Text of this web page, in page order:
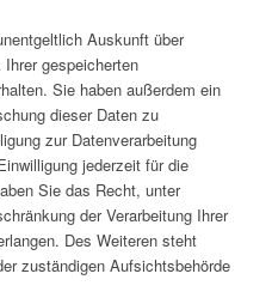
Auskunft über
gespeicherten
Sie haben außerdem ein
dieser Daten zu
zur Datenverarbeitung
jederzeit für die
Sie das Recht, unter
der Verarbeitung Ihrer
Des Weiteren steht
zuständigen Aufsichtsbehörde